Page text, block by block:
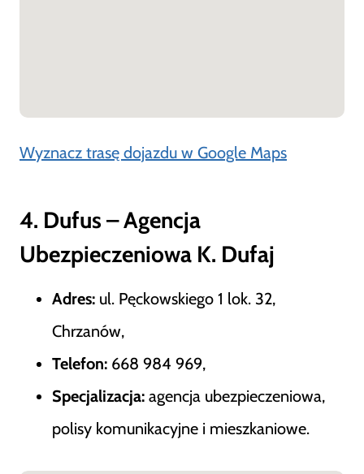
Wyznacz trasę dojazdu w Google Maps
4. Dufus – Agencja
Ubezpieczeniowa K. Dufaj
Adres: ul. Pęckowskiego 1 lok. 32,
Chrzanów,
Telefon: 668 984 969,
Specjalizacja: agencja ubezpieczeniowa,
polisy komunikacyjne i mieszkaniowe.